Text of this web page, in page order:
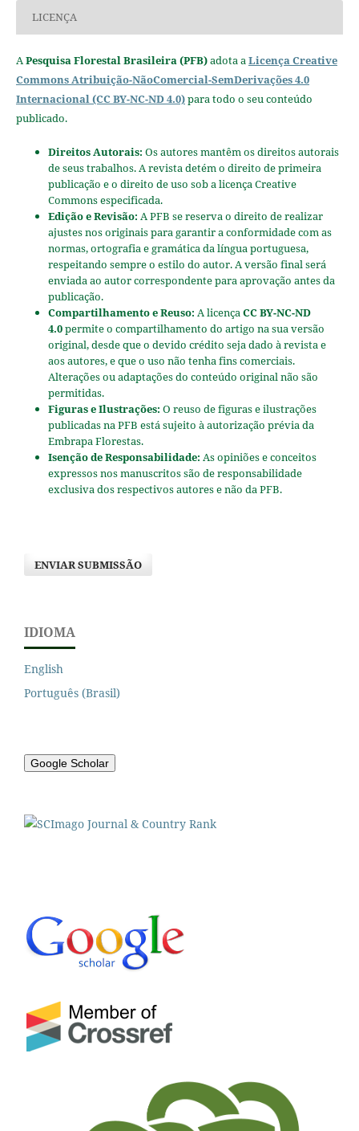
LICENÇA
APesquisa Florestal Brasileira (PFB)adota aLicença Creative
Commons Atribuição-NãoComercial-SemDerivações 4.0
Internacional (CC BY-NC-ND 4.0)para todo o seu conteúdo
publicado.
Direitos Autorais: Os autores mantêm os direitos autorais
de seus trabalhos. A revista detém o direito de primeira
publicação e o direito de uso sob a licença Creative
Commons especificada.
Edição e Revisão: A PFB se reserva o direito de realizar
ajustes nos originais para garantir a conformidade com as
normas, ortografia e gramática da língua portuguesa,
respeitando sempre o estilo do autor. A versão final será
enviada ao autor correspondente para aprovação antes da
publicação.
Compartilhamento e Reuso: A licençaCC BY-NC-ND
4.0permite o compartilhamento do artigo na sua versão
original, desde que o devido crédito seja dado à revista e
aos autores, e que o uso não tenha fins comerciais.
Alterações ou adaptações do conteúdo original não são
permitidas.
Figuras e Ilustrações: O reuso de figuras e ilustrações
publicadas na PFB está sujeito à autorização prévia da
Embrapa Florestas.
Isenção de Responsabilidade: As opiniões e conceitos
expressos nos manuscritos são de responsabilidade
exclusiva dos respectivos autores e não da PFB.
ENVIAR SUBMISSÃO
IDIOMA
English
Português (Brasil)
Google Scholar